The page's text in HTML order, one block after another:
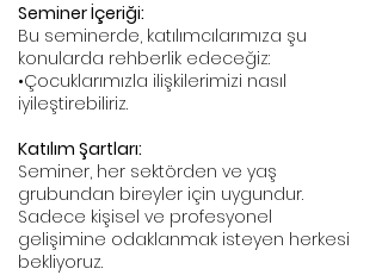
Seminer İçeriği:
Bu seminerde, katılımcılarımıza şu
konularda rehberlik edeceğiz:
•Çocuklarımızla ilişkilerimizi nasıl
iyileştirebiliriz.
Katılım Şartları:
Seminer, her sektörden ve yaş
grubundan bireyler için uygundur.
Sadece kişisel ve profesyonel
gelişimine odaklanmak isteyen herkesi
bekliyoruz.